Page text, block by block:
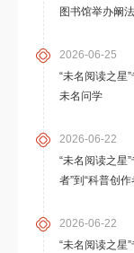
图书馆举办阚
2026-06-25
“未名阅读之星
未名问学
2026-06-22
“未名阅读之星
者”到“科普创
2026-06-22
“未名阅读之